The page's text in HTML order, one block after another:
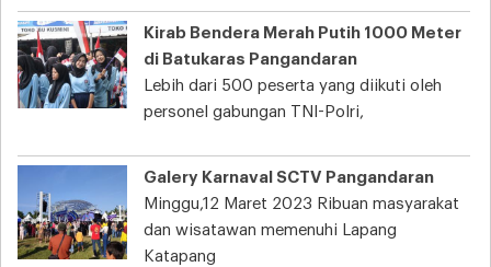
Kirab Bendera Merah Putih 1000 Meter
di Batukaras Pangandaran
Lebih dari 500 peserta yang diikuti oleh
personel gabungan TNI-Polri,
Galery Karnaval SCTV Pangandaran
Minggu,12 Maret 2023 Ribuan masyarakat
dan wisatawan memenuhi Lapang
Katapang